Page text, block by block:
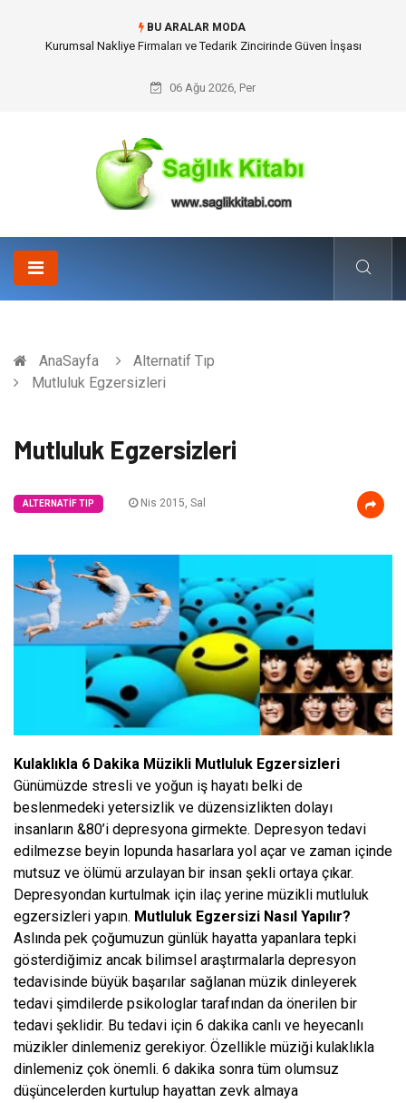
BU ARALAR MODA
Dalaman Kalkan Transfer: Kişiselleştirilmiş Hizmet Ve Uç Nokta Konforu
06 Ağu 2026, Per
AnaSayfa
Alternatif Tıp
Mutluluk Egzersizleri
Mutluluk Egzersizleri
ALTERNATIF TIP Nis 2015, Sal
Kulaklıkla 6 Dakika Müzikli Mutluluk Egzersizleri
Günümüzde stresli ve yoğun iş hayatı belki de
beslenmedeki yetersizlik ve düzensizlikten dolayı
insanların &80’i depresyona girmekte. Depresyon tedavi
edilmezse beyin lopunda hasarlara yol açar ve zaman içinde
mutsuz ve ölümü arzulayan bir insan şekli ortaya çıkar.
Depresyondan kurtulmak için ilaç yerine müzikli mutluluk
egzersizleri yapın. Mutluluk Egzersizi Nasıl Yapılır?
Aslında pek çoğumuzun günlük hayatta yapanlara tepki
gösterdiğimiz ancak bilimsel araştırmalarla depresyon
tedavisinde büyük başarılar sağlanan müzik dinleyerek
tedavi şimdilerde psikologlar tarafından da önerilen bir
tedavi şeklidir. Bu tedavi için 6 dakika canlı ve heyecanlı
müzikler dinlemeniz gerekiyor. Özellikle müziği kulaklıkla
dinlemeniz çok önemli. 6 dakika sonra tüm olumsuz
düşüncelerden kurtulup hayattan zevk almaya